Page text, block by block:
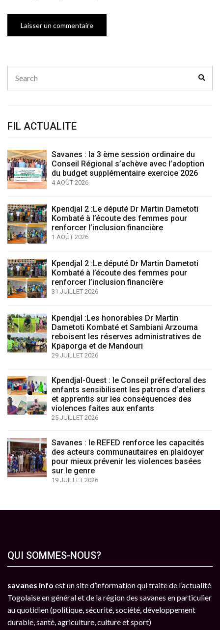
for:
FIL ACTUALITE
Savanes : la 3 ème session ordinaire du
Conseil Régional s’achève avec l’adoption
du budget supplémentaire exercice 2026
4 AOÛT 2026
Kpendjal 2 :Le député Dr Martin Dametoti
Kombaté à l’écoute des femmes pour
renforcer l’inclusion financière
1 AOÛT 2026
Kpendjal 2 :Le député Dr Martin Dametoti
Kombaté à l’écoute des femmes pour
renforcer l’inclusion financière
31 JUILLET 2026
Kpendjal :Les honorables Dr Martin
Dametoti Kombaté et Sambiani Arzouma
reboisent les réserves administratives de
Kpaporga et de Mandouri
29 JUILLET 2026
Kpendjal-Ouest : le Conseil préfectoral des
enfants sensibilisent les patrons d’ateliers
et apprentis sur les conséquences des
violences faites aux enfants
25 JUILLET 2026
Savanes : le REFED renforce les capacités
des acteurs communautaires en plaidoyer
pour mieux prévenir les violences basées
sur le genre
19 JUILLET 2026
QUI SOMMES-NOUS?
savanes info est un site d’information qui traite de l’actualité
Togolaise en général et de la région des savanes en particulier
au quotidien (politique, sécurité, société, développement
durable, santé, agriculture, culture et sport)